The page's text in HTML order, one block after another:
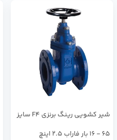
شير كشويي رينگ برنزي F4 سايز
65 - 16 بار فاراب 2.5 اینچ